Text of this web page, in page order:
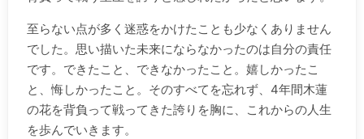
至らない点が多く迷惑をかけたことも少なくありません
でした。思い描いた未来にならなかったのは自分の責任
です。できたこと、できなかったこと。嬉しかったこ
と、悔しかったこと。そのすべてを忘れず、4年間木蓮
の花を背負って戦ってきた誇りを胸に、これからの人生
を歩んでいきます。